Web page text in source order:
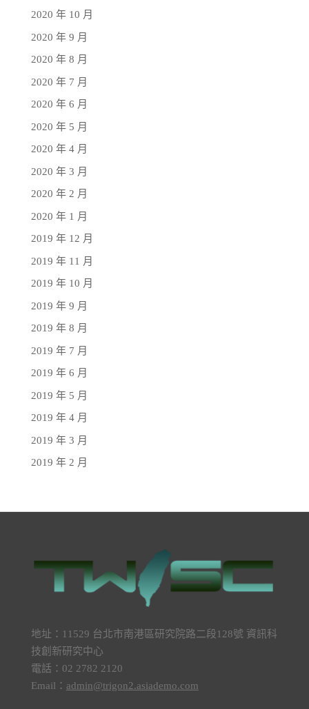
2020 年 10 月
2020 年 9 月
2020 年 8 月
2020 年 7 月
2020 年 6 月
2020 年 5 月
2020 年 4 月
2020 年 3 月
2020 年 2 月
2020 年 1 月
2019 年 12 月
2019 年 11 月
2019 年 10 月
2019 年 9 月
2019 年 8 月
2019 年 7 月
2019 年 6 月
2019 年 5 月
2019 年 4 月
2019 年 3 月
2019 年 2 月
地址：11529 台北市南港區研究院路二段128號 資訊科
技創新研究中心
電話：02 2782 2120
Email： admin@trigon2.asiademo.com